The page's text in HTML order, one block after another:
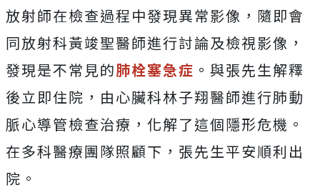
放射師在檢查過程中發現異常影像，隨即會
同放射科黃竣聖醫師進行討論及檢視影像，
發現是不常見的肺栓塞急症 。與張先生解釋
後立即住院，由心臟科林子翔醫師進行肺動
脈心導管檢查治療，化解了這個隱形危機。
在多科醫療團隊照顧下，張先生平安順利出
院。